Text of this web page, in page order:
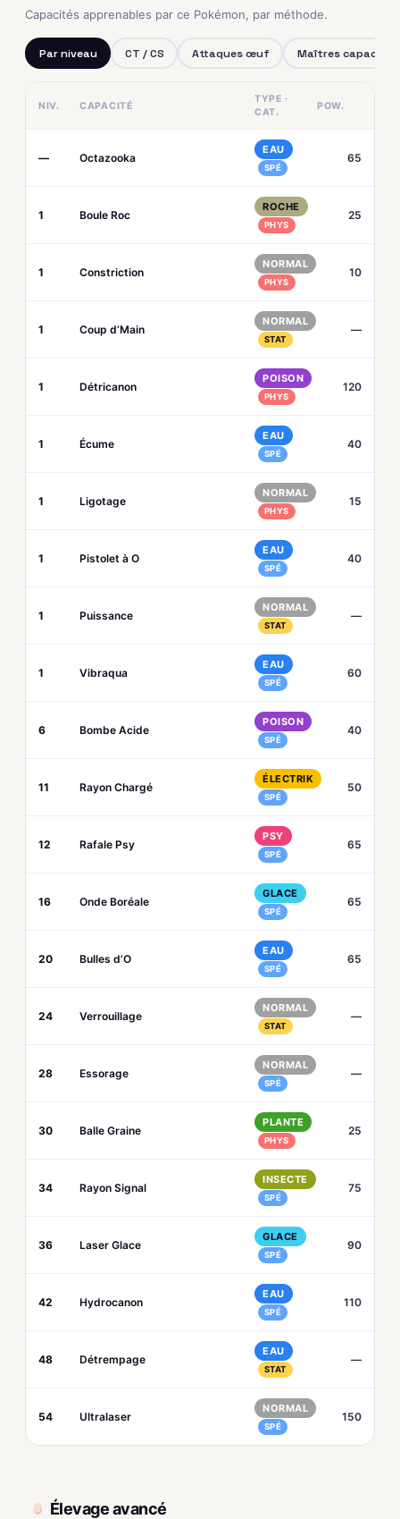
Capacités apprenables par ce Pokémon, par méthode.
Par niveau CT / CS Attaques œuf Maîtres capacités
NIV. CAPACITÉ
TYPE ·
CAT.
POW.
— Octazooka
EAU
SPÉ
65
1 Boule Roc
ROCHE
PHYS
25
1 Constriction
NORMAL
PHYS
10
1 Coup d’Main
NORMAL
STAT
—
1 Détricanon
POISON
PHYS
120
1 Écume
EAU
SPÉ
40
1 Ligotage
NORMAL
PHYS
15
1 Pistolet à O
EAU
SPÉ
40
1 Puissance
NORMAL
STAT
—
1 Vibraqua
EAU
SPÉ
60
6 Bombe Acide
POISON
SPÉ
40
11 Rayon Chargé
ÉLECTRIK
SPÉ
50
12 Rafale Psy
PSY
SPÉ
65
16 Onde Boréale
GLACE
SPÉ
65
20 Bulles d’O
EAU
SPÉ
65
24 Verrouillage
NORMAL
STAT
—
28 Essorage
NORMAL
SPÉ
—
30 Balle Graine
PLANTE
PHYS
25
34 Rayon Signal
INSECTE
SPÉ
75
36 Laser Glace
GLACE
SPÉ
90
42 Hydrocanon
EAU
SPÉ
110
48 Détrempage
EAU
STAT
—
54 Ultralaser
NORMAL
SPÉ
150
Élevage avancé